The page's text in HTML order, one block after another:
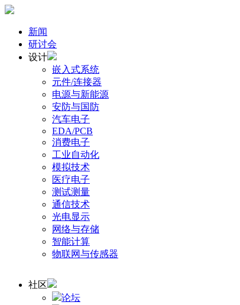
新闻
研讨会
设计
嵌入式系统
元件/连接器
电源与新能源
安防与国防
汽车电子
EDA/PCB
消费电子
工业自动化
模拟技术
医疗电子
测试测量
通信技术
光电显示
网络与存储
智能计算
物联网与传感器
社区
论坛